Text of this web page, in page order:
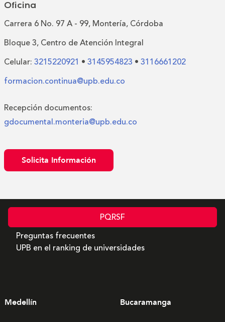
Oficina
Carrera 6 No. 97 A - 99, Montería, Córdoba
Bloque 3, Centro de Atención Integral
Celular: 3215220921 • 3145954823 • 3116661202
formacion.continua@upb.edu.co
Recepción documentos:
gdocumental.monteria@upb.edu.co
Solicita Información
PQRSF
Preguntas frecuentes
UPB en el ranking de universidades
Medellín Bucaramanga